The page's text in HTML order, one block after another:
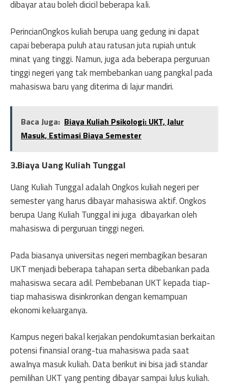
dibayar atau boleh dicicil beberapa kali.
PerincianOngkos kuliah berupa uang gedung ini dapat
capai beberapa puluh atau ratusan juta rupiah untuk
minat yang tinggi. Namun, juga ada beberapa perguruan
tinggi negeri yang tak membebankan uang pangkal pada
mahasiswa baru yang diterima di lajur mandiri.
Baca Juga: Biaya Kuliah Psikologi: UKT, Jalur
Masuk, Estimasi Biaya Semester
3.Biaya Uang Kuliah Tunggal
Uang Kuliah Tunggal adalah Ongkos kuliah negeri per
semester yang harus dibayar mahasiswa aktif. Ongkos
berupa Uang Kuliah Tunggal ini juga dibayarkan oleh
mahasiswa di perguruan tinggi negeri.
Pada biasanya universitas negeri membagikan besaran
UKT menjadi beberapa tahapan serta dibebankan pada
mahasiswa secara adil. Pembebanan UKT kepada tiap-
tiap mahasiswa disinkronkan dengan kemampuan
ekonomi keluarganya.
Kampus negeri bakal kerjakan pendokumtasian berkaitan
potensi finansial orang-tua mahasiswa pada saat
awalnya masuk kuliah. Data berikut ini bisa jadi standar
pemilihan UKT yang penting dibayar sampai lulus kuliah.